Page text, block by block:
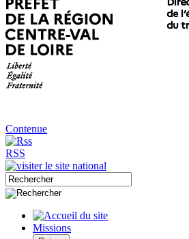
Contenue
RSS
Missions